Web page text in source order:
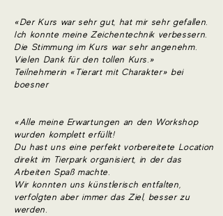
«Der Kurs war sehr gut, hat mir sehr gefallen.
Ich konnte meine Zeichentechnik verbessern.
Die Stimmung im Kurs war sehr angenehm.
Vielen Dank für den tollen Kurs.»
Teilnehmerin «Tierart mit Charakter» bei
boesner
«Alle meine Erwartungen an den Workshop
wurden komplett erfüllt!
Du hast uns eine perfekt vorbereitete Location
direkt im Tierpark organisiert, in der das
Arbeiten Spaß machte.
Wir konnten uns künstlerisch entfalten,
verfolgten aber immer das Ziel, besser zu
werden.